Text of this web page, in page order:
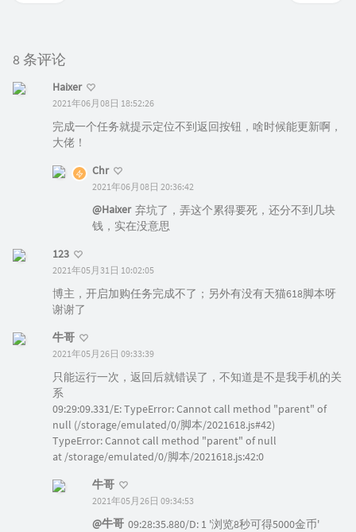
8 条评论
Haixer
2021年06月08日 18:52:26
完成一个任务就提示定位不到返回按钮，啥时候能更新啊，
大佬！
Chr
2021年06月08日 20:36:42
@Haixer 弃坑了，弄这个累得要死，还分不到几块
钱，实在没意思
123
2021年05月31日 10:02:05
博主，开启加购任务完成不了；另外有没有天猫618脚本呀
谢谢了
牛哥
2021年05月26日 09:33:39
只能运行一次，返回后就错误了，不知道是不是我手机的关
系
09:29:09.331/E: TypeError: Cannot call method "parent" of
null (/storage/emulated/0/脚本/2021618.js#42)
TypeError: Cannot call method "parent" of null
at /storage/emulated/0/脚本/2021618.js:42:0
牛哥
2021年05月26日 09:34:53
@牛哥 09:28:35.880/D: 1 '浏览8秒可得5000金币'